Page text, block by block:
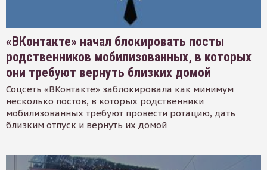
«ВКонтакте» начал блокировать посты
родственников мобилизованных, в которых
они требуют вернуть близких домой
Соцсеть «ВКонтакте» заблокировала как минимум
несколько постов, в которых родственники
мобилизованных требуют провести ротацию, дать
близким отпуск и вернуть их домой